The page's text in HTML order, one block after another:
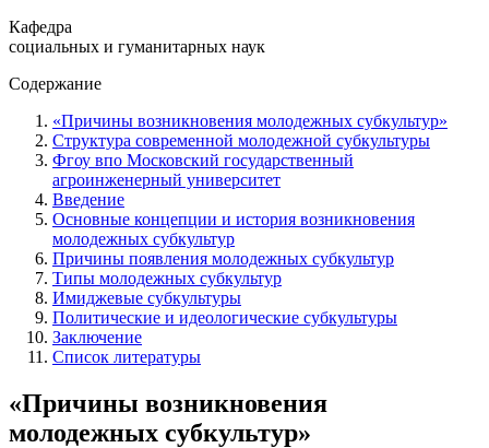
Кафедра
социальных и гуманитарных наук
Содержание
«Причины возникновения молодежных субкультур»
Структура современной молодежной субкультуры
Фгоу впо Московский государственный
агроинженерный университет
Введение
Основные концепции и история возникновения
молодежных субкультур
Причины появления молодежных субкультур
Типы молодежных субкультур
Имиджевые субкультуры
Политические и идеологические субкультуры
Заключение
Список литературы
«Причины возникновения
молодежных субкультур»